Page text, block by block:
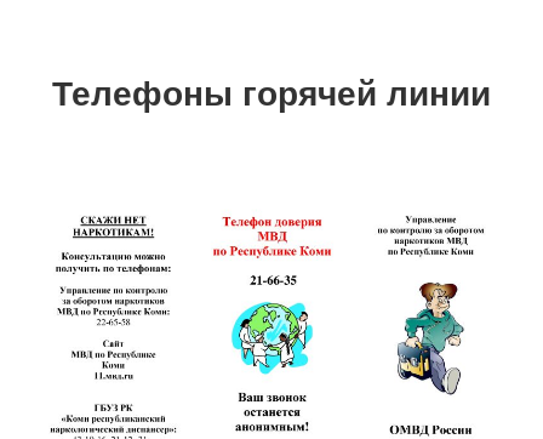
Телефоны горячей линии